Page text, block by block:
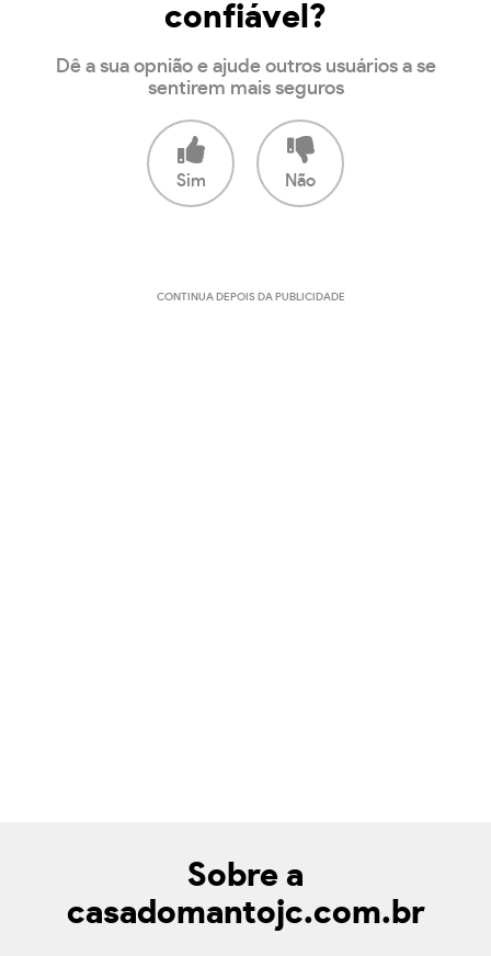
confiável?
Dê a sua opnião e ajude outros usuários a se
sentirem mais seguros
Sim Não
CONTINUA DEPOIS DA PUBLICIDADE
Sobre a
casadomantojc.com.br